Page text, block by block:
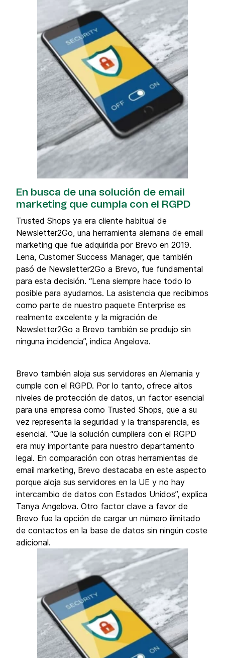
En busca de una solución de email
marketing que cumpla con el RGPD
Trusted Shops ya era cliente habitual de
Newsletter2Go, una herramienta alemana de email
marketing que fue adquirida por Brevo en 2019.
Lena, Customer Success Manager, que también
pasó de Newsletter2Go a Brevo, fue fundamental
para esta decisión. “Lena siempre hace todo lo
posible para ayudarnos. La asistencia que recibimos
como parte de nuestro paquete Enterprise es
realmente excelente y la migración de
Newsletter2Go a Brevo también se produjo sin
ninguna incidencia”, indica Angelova.
Brevo también aloja sus servidores en Alemania y
cumple con el RGPD. Por lo tanto, ofrece altos
niveles de protección de datos, un factor esencial
para una empresa como Trusted Shops, que a su
vez representa la seguridad y la transparencia, es
esencial. “Que la solución cumpliera con el RGPD
era muy importante para nuestro departamento
legal. En comparación con otras herramientas de
email marketing, Brevo destacaba en este aspecto
porque aloja sus servidores en la UE y no hay
intercambio de datos con Estados Unidos”, explica
Tanya Angelova. Otro factor clave a favor de
Brevo fue la opción de cargar un número ilimitado
de contactos en la base de datos sin ningún coste
adicional.